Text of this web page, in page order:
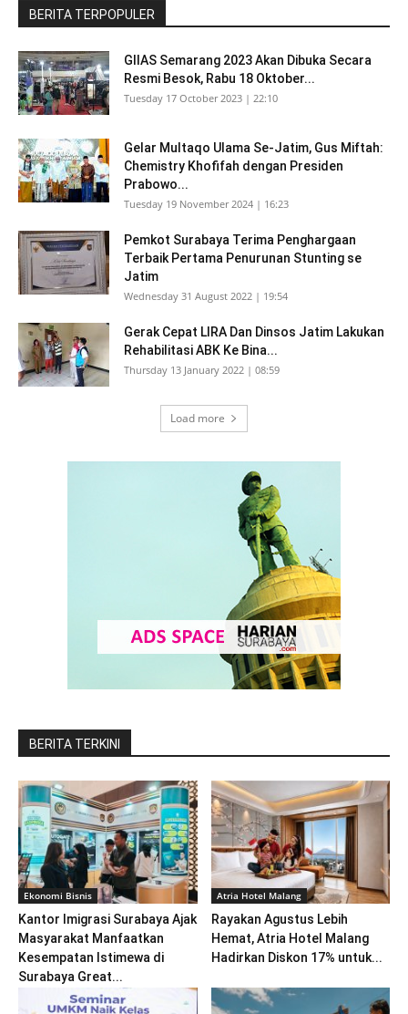
BERITA TERPOPULER
GIIAS Semarang 2023 Akan Dibuka Secara
Resmi Besok, Rabu 18 Oktober...
Tuesday 17 October 2023 | 22:10
Gelar Multaqo Ulama Se-Jatim, Gus Miftah:
Chemistry Khofifah dengan Presiden
Prabowo...
Tuesday 19 November 2024 | 16:23
Pemkot Surabaya Terima Penghargaan
Terbaik Pertama Penurunan Stunting se
Jatim
Wednesday 31 August 2022 | 19:54
Gerak Cepat LIRA Dan Dinsos Jatim Lakukan
Rehabilitasi ABK Ke Bina...
Thursday 13 January 2022 | 08:59
Load more
BERITA TERKINI
Ekonomi Bisnis
Kantor Imigrasi Surabaya Ajak
Masyarakat Manfaatkan
Kesempatan Istimewa di
Surabaya Great...
Atria Hotel Malang
Rayakan Agustus Lebih
Hemat, Atria Hotel Malang
Hadirkan Diskon 17% untuk...